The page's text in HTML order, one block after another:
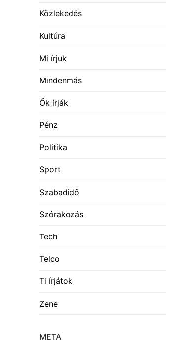
Közlekedés
Kultúra
Mi írjuk
Mindenmás
Ők írják
Pénz
Politika
Sport
Szabadidő
Szórakozás
Tech
Telco
Ti írjátok
Zene
META